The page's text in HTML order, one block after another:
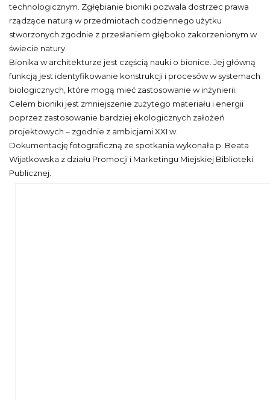
technologicznym. Zgłębianie bioniki pozwala dostrzec prawa
rządzące naturą w przedmiotach codziennego użytku
stworzonych zgodnie z przesłaniem głęboko zakorzenionym w
świecie natury.
Bionika w architekturze jest częścią nauki o bionice. Jej główną
funkcją jest identyfikowanie konstrukcji i procesów w systemach
biologicznych, które mogą mieć zastosowanie w inżynierii.
Celem bioniki jest zmniejszenie zużytego materiału i energii
poprzez zastosowanie bardziej ekologicznych założeń
projektowych – zgodnie z ambicjami XXI w.
Dokumentację fotograficzną ze spotkania wykonała p. Beata
Wijatkowska z działu Promocji i Marketingu Miejskiej Biblioteki
Publicznej.